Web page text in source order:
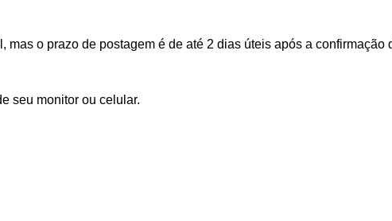
o prazo de postagem é de até 2 dias úteis após a confirmação
seu monitor ou celular.